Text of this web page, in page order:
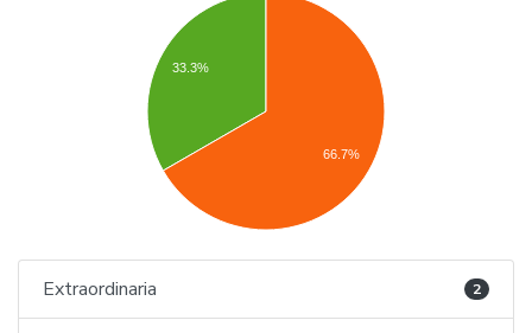
33.3%
66.7%
Extraordinaria 2